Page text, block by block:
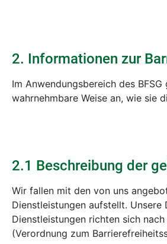
2. Informationen zur
Im Anwendungsbereich des
wahrnehmbare Weise an, wie sie
2.1 Beschreibung der
Wir fallen mit den von uns
Dienstleistungen aufstellt. Unsere
Dienstleistungen richten sich
(Verordnung zum